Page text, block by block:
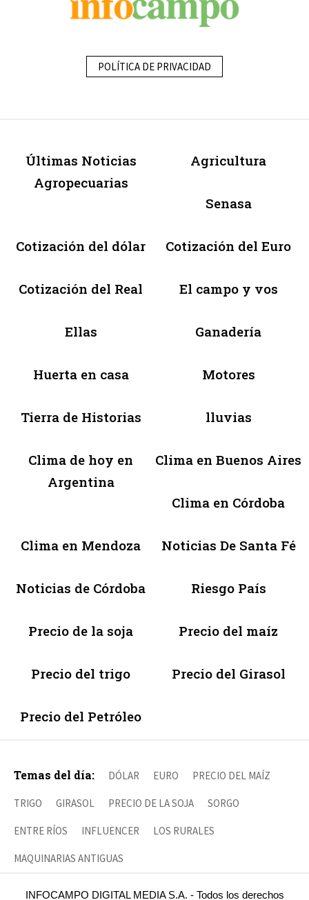
POLÍTICA DE PRIVACIDAD
Últimas Noticias
Agropecuarias
Agricultura
Senasa
Cotización del dólar Cotización del Euro
Cotización del Real El campo y vos
Ellas Ganadería
Huerta en casa Motores
Tierra de Historias lluvias
Clima de hoy en
Argentina
Clima en Buenos Aires
Clima en Córdoba
Clima en Mendoza Noticias De Santa Fé
Noticias de Córdoba Riesgo País
Precio de la soja Precio del maíz
Precio del trigo Precio del Girasol
Precio del Petróleo
Temas del día: DÓLAR EURO PRECIO DEL MAÍZ
TRIGO GIRASOL PRECIO DE LA SOJA SORGO
ENTRE RÍOS INFLUENCER LOS RURALES
MAQUINARIAS ANTIGUAS
INFOCAMPO DIGITAL MEDIA S.A. - Todos los derechos